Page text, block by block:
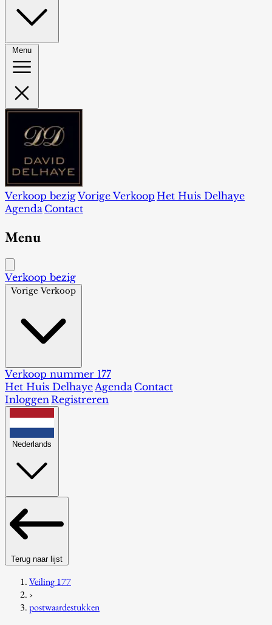
Menu
Verkoop bezigVorige Verkoop Het Huis Delhaye
Agenda Contact
Menu
Verkoop bezig
Vorige Verkoop
Verkoop nummer 177
Het Huis DelhayeAgenda Contact
InloggenRegistreren
Nederlands
Terug naar lijst
Veiling 177
›
postwaardestukken